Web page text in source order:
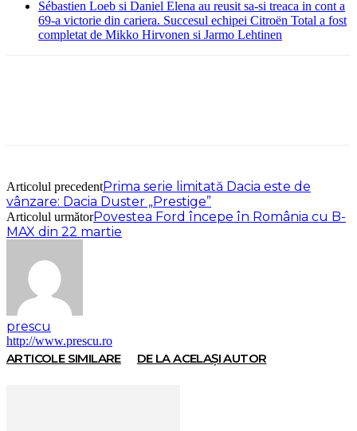
Sébastien Loeb si Daniel Elena au reusit sa-si treaca in cont a
69-a victorie din cariera. Succesul echipei Citroën Total a fost
completat de Mikko Hirvonen si Jarmo Lehtinen
Articolul precedentPrima serie limitată Dacia este de
vânzare: Dacia Duster „Prestige”
Articolul următorPovestea Ford începe în România cu B-
MAX din 22 martie
prescu
http://www.prescu.ro
ARTICOLE SIMILARE DE LA ACELAȘI AUTOR